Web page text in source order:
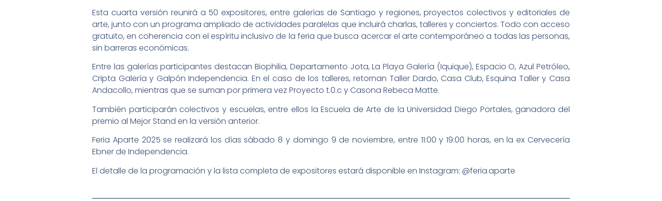
Esta cuarta versión reunirá a 50 expositores, entre galerías de Santiago y regiones, proyectos colectivos y editoriales de
arte, junto con un programa ampliado de actividades paralelas que incluirá charlas, talleres y conciertos. Todo con acceso
gratuito, en coherencia con el espíritu inclusivo de la feria que busca acercar el arte contemporáneo a todas las personas,
sin barreras económicas.
Entre las galerías participantes destacan Biophilia, Departamento Jota, La Playa Galería (Iquique), Espacio O, Azul Petróleo,
Cripta Galería y Galpón Independencia. En el caso de los talleres, retornan Taller Dardo, Casa Club, Esquina Taller y Casa
Andacollo, mientras que se suman por primera vez Proyecto t.0.c y Casona Rebeca Matte.
También participarán colectivos y escuelas, entre ellos la Escuela de Arte de la Universidad Diego Portales, ganadora del
premio al Mejor Stand en la versión anterior.
Feria Aparte 2025 se realizará los días sábado 8 y domingo 9 de noviembre, entre 11:00 y 19:00 horas, en la ex Cervecería
Ebner de Independencia.
El detalle de la programación y la lista completa de expositores estará disponible en Instagram: @feria.aparte